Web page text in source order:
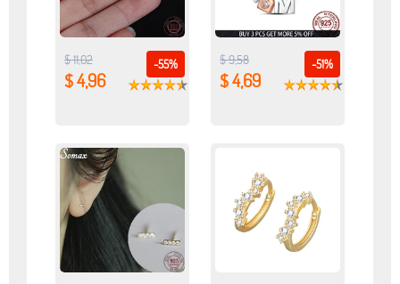
-55%
$ 11,02
$ 4,96
-51%
$ 9,58
$ 4,69